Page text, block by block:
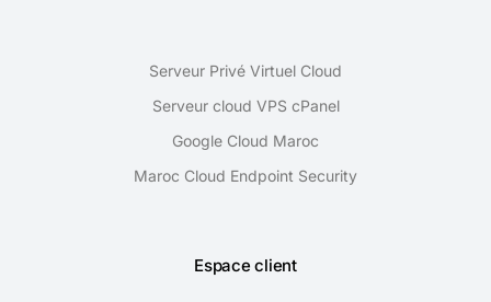
Serveur Privé Virtuel Cloud
Serveur cloud VPS cPanel
Google Cloud Maroc
Maroc Cloud Endpoint Security
Espace client